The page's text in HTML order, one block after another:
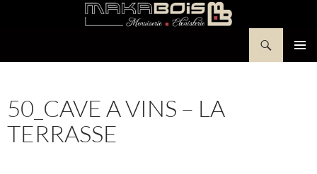
50_CAVE A VINS – LA
TERRASSE